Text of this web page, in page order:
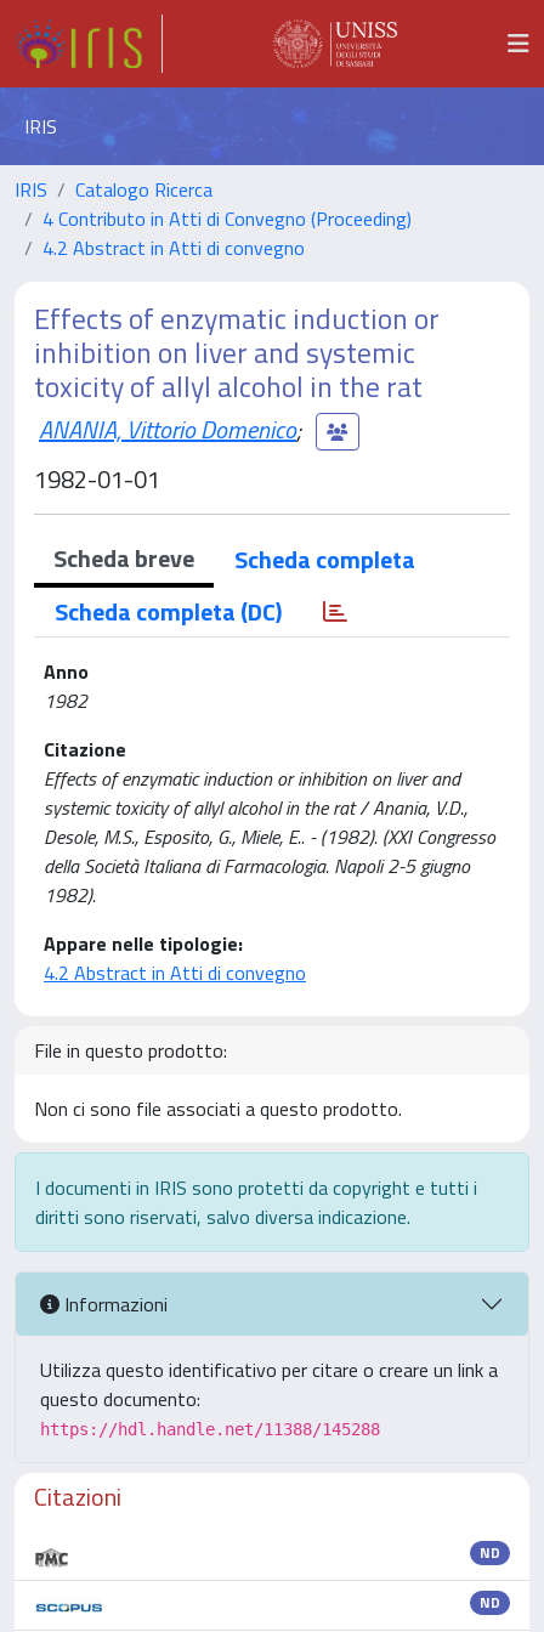
IRIS
IRIS
Catalogo Ricerca
4 Contributo in Atti di Convegno (Proceeding)
4.2 Abstract in Atti di convegno
Effects of enzymatic induction or
inhibition on liver and systemic
toxicity of allyl alcohol in the rat
ANANIA, Vittorio Domenico;
1982-01-01
Scheda breve
Scheda completa
Scheda completa (DC)
Anno
1982
Citazione
Effects of enzymatic induction or inhibition on liver and
systemic toxicity of allyl alcohol in the rat / Anania, V.D.,
Desole, M.S., Esposito, G., Miele, E.. - (1982). (XXI Congresso
della Società Italiana di Farmacologia. Napoli 2-5 giugno
1982).
Appare nelle tipologie:
4.2 Abstract in Atti di convegno
File in questo prodotto:
Non ci sono file associati a questo prodotto.
I documenti in IRIS sono protetti da copyright e tutti i
diritti sono riservati, salvo diversa indicazione.
Informazioni
Utilizza questo identificativo per citare o creare un link a
questo documento:
https://hdl.handle.net/11388/145288
Citazioni
ND
ND